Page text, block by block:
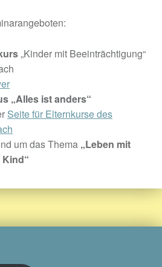
„Kinder mit Beeinträchtigung“
„Alles ist anders“
Seite für Elternkurse des
um das Thema „Leben mit